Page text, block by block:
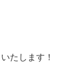
いたします！